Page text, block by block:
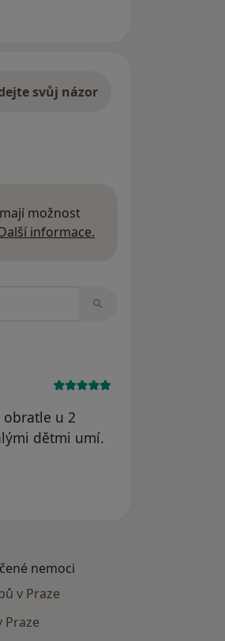
svůj názor
možnost
informace.
u 2
dětmi umí.
nemoci
v Praze
Praze